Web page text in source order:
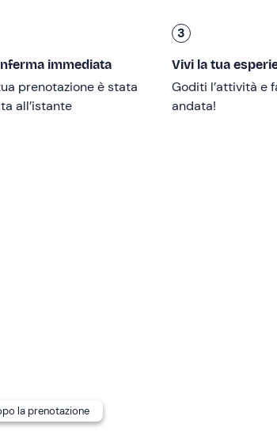
skipper non richiede patente nautica. La barca
immediata
prenotazione è stata
all’istante
3
Vivi la tua
Goditi l’attività e
andata!
la prenotazione